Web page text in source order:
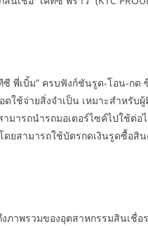
พี่เบิ้ม” ครบฟังก์ชันรูด-โอน-
ช้จ่ายสิ่งจำเป็น เหมาะสำหรับ
รถนำรถมอเตอร์ไซค์ไปใช้ต่อ
ยสามารถใช้บัตรกดเงินรูดซื้อ
ภาพรวมของอุตสาหกรรมสินเ